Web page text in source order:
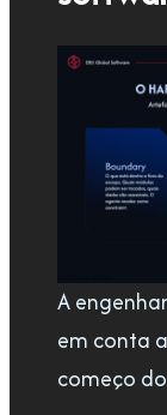
A
em conta
começo